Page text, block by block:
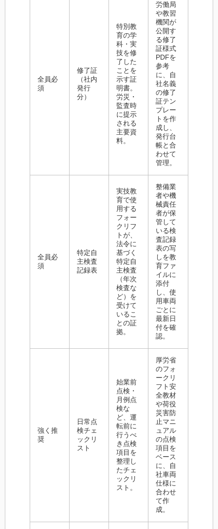
全員必
須
修了証
（社内
発行
分）
特別教
育の学
科・実
技を修
了した
ことを
示す証
明書。
労災・
監査時
に提示
される
主要資
料。
労働局
や教習
機関が
公開す
る修了
証様式
PDFを
参考
に、自
社名義
の修了
証テン
プレー
トを作
成し、
発行台
帳と合
わせて
管理。
全員必
須
特定自
主検査
記録表
実技教
育で使
用する
フォー
クリフ
トが、
法令に
基づく
特定自
主検査
（年次
検査な
ど）を
受けて
いるこ
との証
拠。
整備業
者や機
械責任
者が保
管して
いる検
査記録
表の写
しを教
育ファ
イルに
添付
し、使
用車両
ごとに
最新日
付を確
認。
強く推
奨
日常点
検チェ
ックリ
スト
始業前
点検・
月例点
検な
ど、運
転前に
行うべ
き点検
項目を
整理し
たチェ
ックリ
スト。
厚労省
のフォ
ークリ
フト安
全教材
や荷役
災害防
止マニ
ュアル
の点検
項目を
ベース
に、自
社車両
仕様に
合わせ
て作
成。